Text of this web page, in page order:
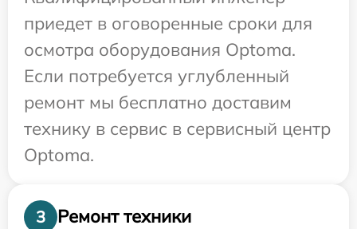
приедет в оговоренные сроки для
осмотра оборудования Optoma.
Если потребуется углубленный
ремонт мы бесплатно доставим
технику в сервис в сервисный центр
Optoma.
3
Ремонт техники